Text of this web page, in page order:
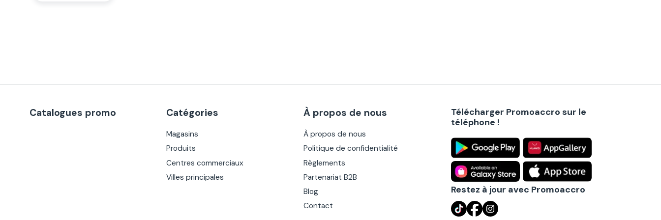
Catalogues promo Catégories
Magasins
Produits
Centres commerciaux
Villes principales
À propos de nous
À propos de nous
Politique de confidentialité
Règlements
Partenariat B2B
Blog
Contact
Télécharger Promoaccro sur le
téléphone !
Restez à jour avec Promoaccro